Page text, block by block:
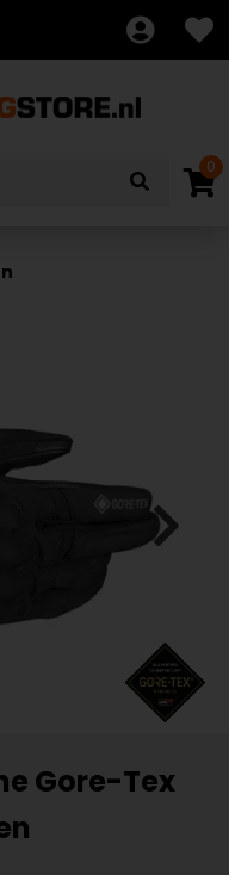
0
Gore-Tex